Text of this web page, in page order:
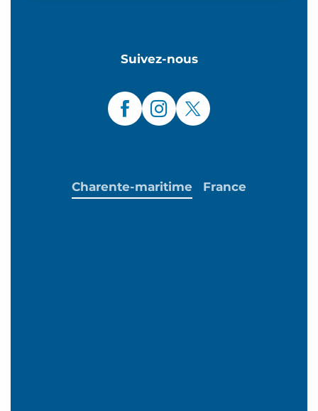
Suivez-nous
Charente-maritime France